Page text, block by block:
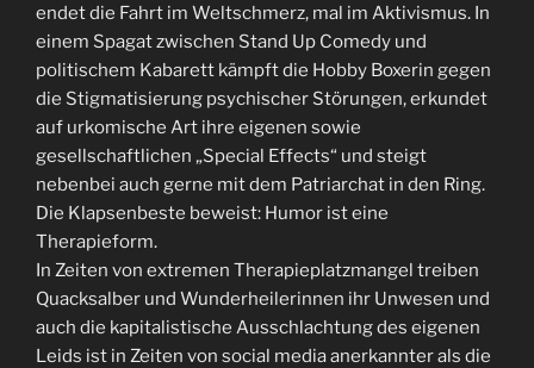
endet die Fahrt im Weltschmerz, mal im Aktivismus. In
einem Spagat zwischen Stand Up Comedy und
politischem Kabarett kämpft die Hobby Boxerin gegen
die Stigmatisierung psychischer Störungen, erkundet
auf urkomische Art ihre eigenen sowie
gesellschaftlichen „Special Effects“ und steigt
nebenbei auch gerne mit dem Patriarchat in den Ring.
Die Klapsenbeste beweist: Humor ist eine
Therapieform.
In Zeiten von extremen Therapieplatzmangel treiben
Quacksalber und Wunderheilerinnen ihr Unwesen und
auch die kapitalistische Ausschlachtung des eigenen
Leids ist in Zeiten von social media anerkannter als die